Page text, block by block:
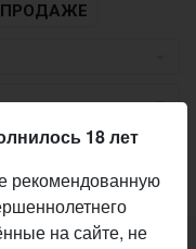
ПРОДАЖЕ
18 лет
рекомендованную
на сайте, не